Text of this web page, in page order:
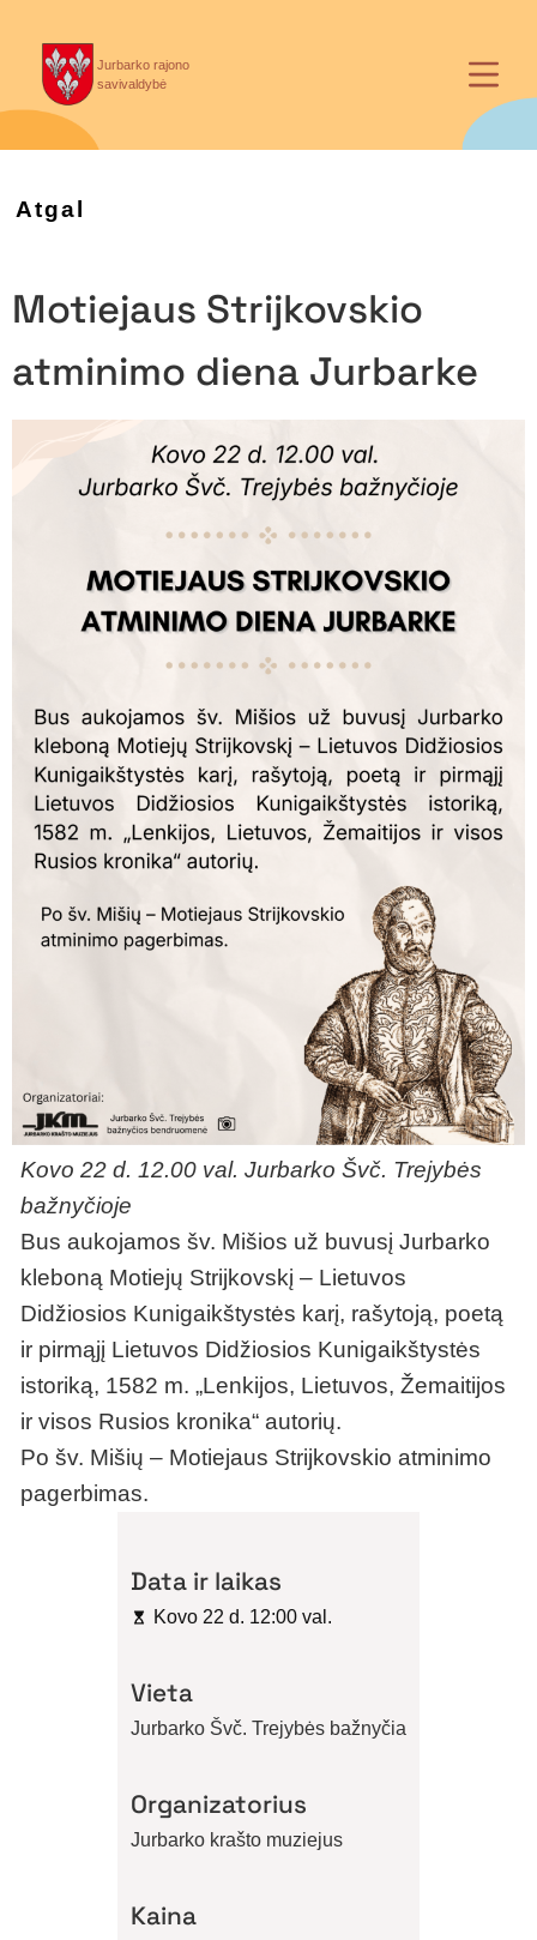
Jurbarko rajono
savivaldybė
Atgal
Motiejaus Strijkovskio
atminimo diena Jurbarke
Kovo 22 d. 12.00 val. Jurbarko Švč. Trejybės
bažnyčioje
Bus aukojamos šv. Mišios už buvusį Jurbarko
kleboną Motiejų Strijkovskį – Lietuvos
Didžiosios Kunigaikštystės karį, rašytoją, poetą
ir pirmąjį Lietuvos Didžiosios Kunigaikštystės
istoriką, 1582 m. „Lenkijos, Lietuvos, Žemaitijos
ir visos Rusios kronika“ autorių.
Po šv. Mišių – Motiejaus Strijkovskio atminimo
pagerbimas.
Data ir laikas
Kovo 22 d. 12:00 val.
Vieta
Jurbarko Švč. Trejybės bažnyčia
Organizatorius
Jurbarko krašto muziejus
Kaina